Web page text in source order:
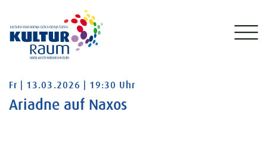
Freitag 13.03.2026 19:30 Uhr
Fr | 13.03.2026 | 19:30 Uhr
Ariadne auf Naxos